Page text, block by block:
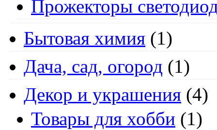
Прожекторы
Бытовая химия (1)
Дача, сад, огород (1)
Декор и украшения (4)
Товары для хобби (1)